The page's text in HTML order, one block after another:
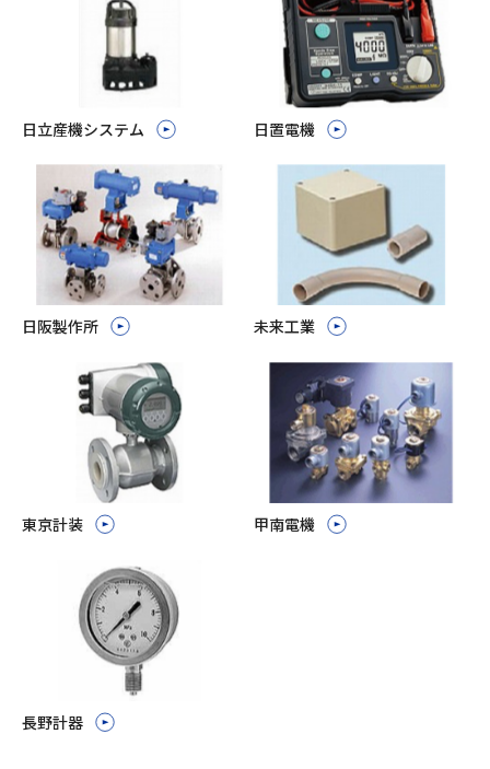
日立産機システム 日置電機
日阪製作所 未来工業
東京計装 甲南電機
長野計器